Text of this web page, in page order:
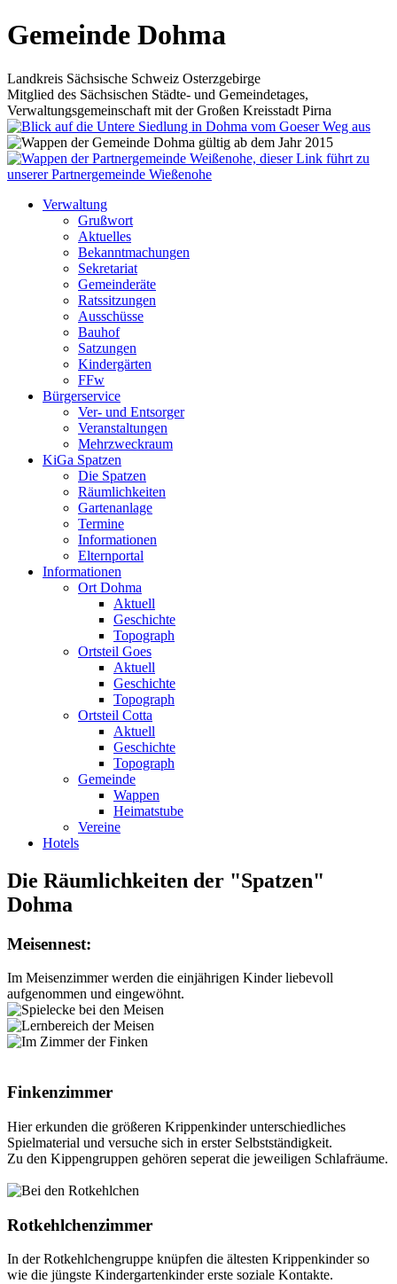
Gemeinde Dohma
Landkreis Sächsische Schweiz Osterzgebirge
Mitglied des Sächsischen Städte- und Gemeindetages,
Verwaltungsgemeinschaft mit der Großen Kreisstadt Pirna
Verwaltung
Grußwort
Aktuelles
Bekanntmachungen
Sekretariat
Gemeinderäte
Ratssitzungen
Ausschüsse
Bauhof
Satzungen
Kindergärten
FFw
Bürgerservice
Ver- und Entsorger
Veranstaltungen
Mehrzweckraum
KiGa Spatzen
Die Spatzen
Räumlichkeiten
Gartenanlage
Termine
Informationen
Elternportal
Informationen
Ort Dohma
Aktuell
Geschichte
Topograph
Ortsteil Goes
Aktuell
Geschichte
Topograph
Ortsteil Cotta
Aktuell
Geschichte
Topograph
Gemeinde
Wappen
Heimatstube
Vereine
Hotels
Die Räumlichkeiten der "Spatzen"
Dohma
Meisennest:
Im Meisenzimmer werden die einjährigen Kinder liebevoll
aufgenommen und eingewöhnt.
Finkenzimmer
Hier erkunden die größeren Krippenkinder unterschiedliches
Spielmaterial und versuche sich in erster Selbstständigkeit.
Zu den Kippengruppen gehören seperat die jeweiligen Schlafräume.
Rotkehlchenzimmer
In der Rotkehlchengruppe knüpfen die ältesten Krippenkinder so
wie die jüngste Kindergartenkinder erste soziale Kontakte.